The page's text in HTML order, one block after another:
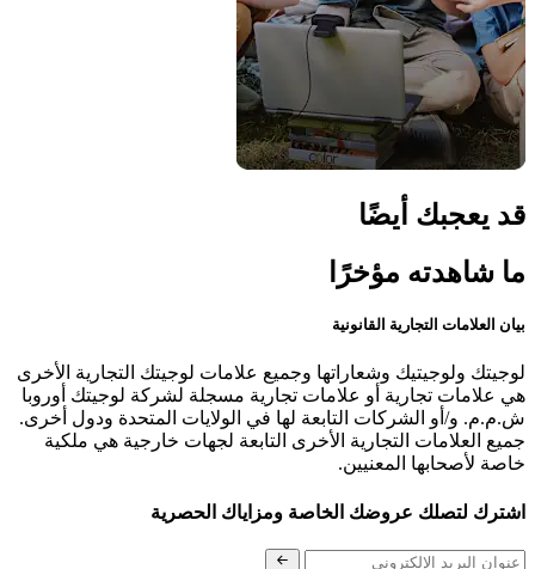
قد يعجبك أيضًا
ما شاهدته مؤخرًا
بيان العلامات التجارية القانونية
لوجيتك ولوجيتيك وشعاراتها وجميع علامات لوجيتك التجارية الأخرى
هي علامات تجارية أو علامات تجارية مسجلة لشركة لوجيتك أوروبا
ش.م.م. و/أو الشركات التابعة لها في الولايات المتحدة ودول أخرى.
جميع العلامات التجارية الأخرى التابعة لجهات خارجية هي ملكية
خاصة لأصحابها المعنيين.
اشترك لتصلك عروضك الخاصة ومزاياك الحصرية